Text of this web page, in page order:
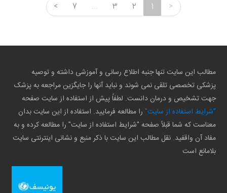
>
1
2
3
...
7
<
مطالب این سایت تنها جنبه اطلاع رسانی و آموزشی داشته و توصیه
پزشکی تخصصی تلقی نمی شوند و نباید آنها را جایگزین مراجعه به پزشک
جهت تشخیص و درمان دانست. لطفاً پیش از استفاده از سایت صفحه
"شرایط استفاده از سایت" را مطالعه فرمایید. استفاده از این سایت بدان
معناست که شما قبلاً صفحه "شرایط استفاده از سایت" را مطالعه کرده و به
مفاد آن واقفید. نقل مطالب این سایت با ذکر منبع و نشانی اینترنتی سایت
بلامانع است